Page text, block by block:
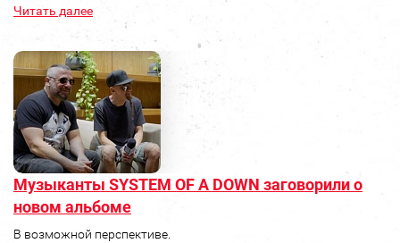
Читать далее
Музыканты SYSTEM OF A DOWN заговорили о
новом альбоме
В возможной перспективе.